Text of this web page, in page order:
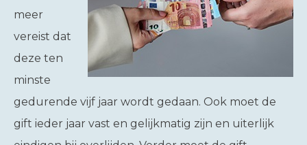
meer
vereist dat
deze ten
minste
gedurende vijf jaar wordt gedaan. Ook moet de
gift ieder jaar vast en gelijkmatig zijn en uiterlijk